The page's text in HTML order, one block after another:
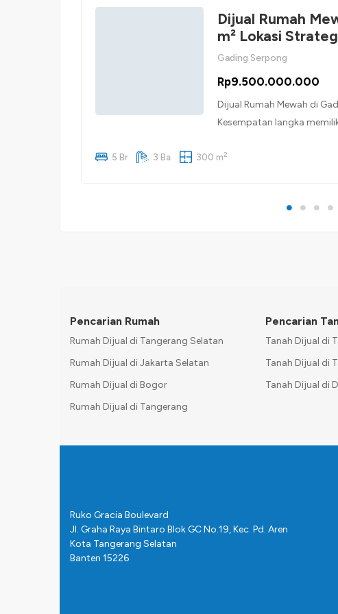
Dijual Rumah
m² Lokasi
Gading Serpong
Rp9.500.000.000
Dijual Rumah Mewah di
Kesempatan langka
maupun investasi jangka
5 Br 3 Ba 300 m2
Pencarian Rumah
Rumah Dijual di Tangerang Selatan
Rumah Dijual di Jakarta Selatan
Rumah Dijual di Bogor
Rumah Dijual di Tangerang
Pencarian
Tanah Dijual di
Tanah Dijual di
Tanah Dijual di
Ruko Gracia Boulevard
Jl. Graha Raya Bintaro Blok GC No.19, Kec. Pd. Aren
Kota Tangerang Selatan
Banten 15226